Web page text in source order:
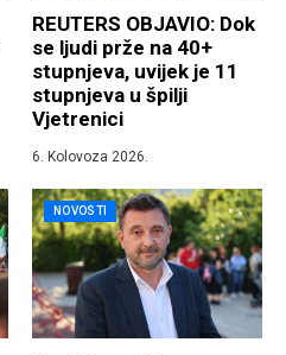
REUTERS OBJAVIO: Dok
se ljudi prže na 40+
stupnjeva, uvijek je 11
stupnjeva u špilji
Vjetrenici
6. Kolovoza 2026.
NOVOSTI